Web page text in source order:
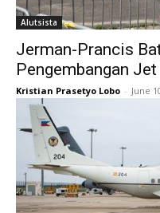
Alutsista
Jerman-Prancis
Pengembangan
Kristian Prasetyo Lobo - June